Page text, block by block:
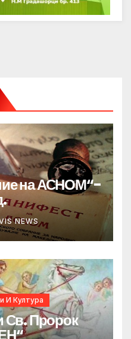
на АСНОМ“-
NEWS
И Култура
Св. Пророк